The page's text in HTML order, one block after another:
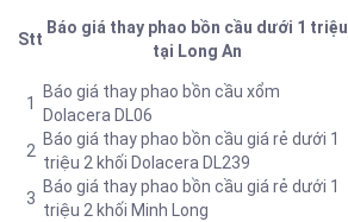
Stt
Báo giá thay phao bồn cầu dưới 1 triệu
tại Long An
1
Báo giá thay phao bồn cầu xổm
Dolacera DL06
2
Báo giá thay phao bồn cầu giá rẻ dưới 1
triệu 2 khối Dolacera DL239
3
Báo giá thay phao bồn cầu giá rẻ dưới 1
triệu 2 khối Minh Long